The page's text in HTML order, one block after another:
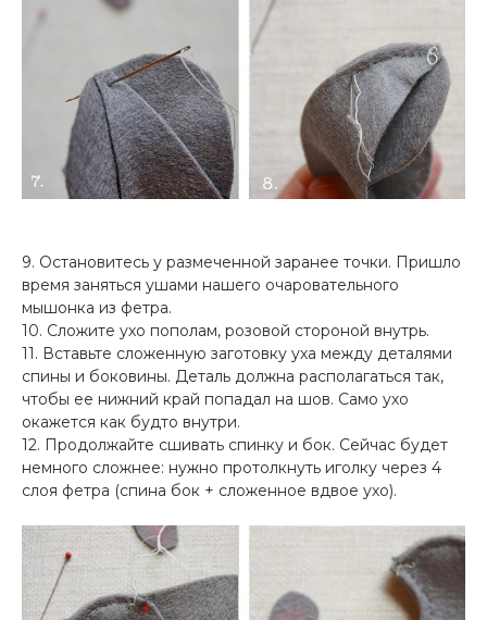
9. Остановитесь у размеченной заранее точки. Пришло
время заняться ушами нашего очаровательного
мышонка из фетра.
10. Сложите ухо пополам, розовой стороной внутрь.
11. Вставьте сложенную заготовку уха между деталями
спины и боковины. Деталь должна располагаться так,
чтобы ее нижний край попадал на шов. Само ухо
окажется как будто внутри.
12. Продолжайте сшивать спинку и бок. Сейчас будет
немного сложнее: нужно протолкнуть иголку через 4
слоя фетра (спина бок + сложенное вдвое ухо).